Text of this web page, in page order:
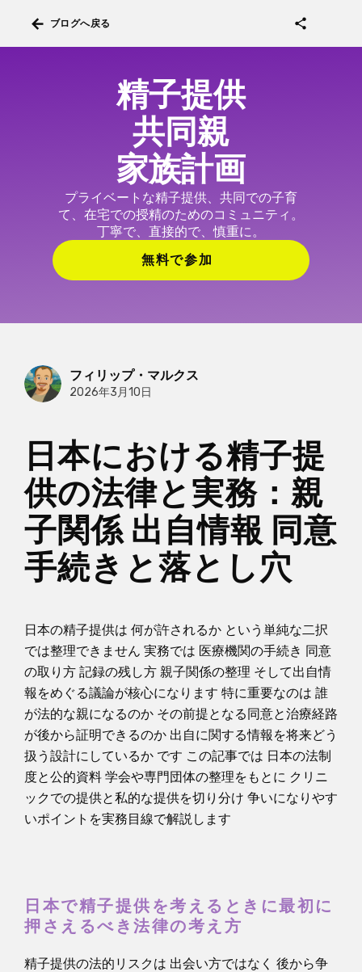
arrow_back ブログへ戻る share
精子提供
共同親
家族計画
プライベートな精子提供、共同での子育
て、在宅での授精のためのコミュニティ。
丁寧で、直接的で、慎重に。
無料で参加
フィリップ・マルクス
2026年3月10日
日本における精子提
供の法律と実務：親
子関係 出自情報 同意
手続きと落とし穴
日本の精子提供は 何が許されるか という単純な二択
では整理できません 実務では 医療機関の手続き 同意
の取り方 記録の残し方 親子関係の整理 そして出自情
報をめぐる議論が核心になります 特に重要なのは 誰
が法的な親になるのか その前提となる同意と治療経路
が後から証明できるのか 出自に関する情報を将来どう
扱う設計にしているか です この記事では 日本の法制
度と公的資料 学会や専門団体の整理をもとに クリニ
ックでの提供と私的な提供を切り分け 争いになりやす
いポイントを実務目線で解説します
日本で精子提供を考えるときに最初に
押さえるべき法律の考え方
精子提供の法的リスクは 出会い方ではなく 後から争